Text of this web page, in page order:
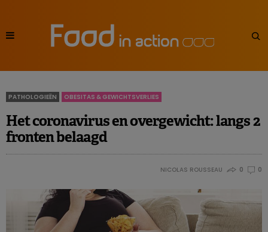
PATHOLOGIEËN OBESITAS & GEWICHTSVERLIES
Het coronavirus en overgewicht: langs 2
fronten belaagd
NICOLAS ROUSSEAU 0 0